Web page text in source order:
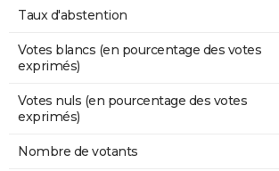
Taux d'abstention
Votes blancs (en pourcentage des votes
exprimés)
Votes nuls (en pourcentage des votes
exprimés)
Nombre de votants